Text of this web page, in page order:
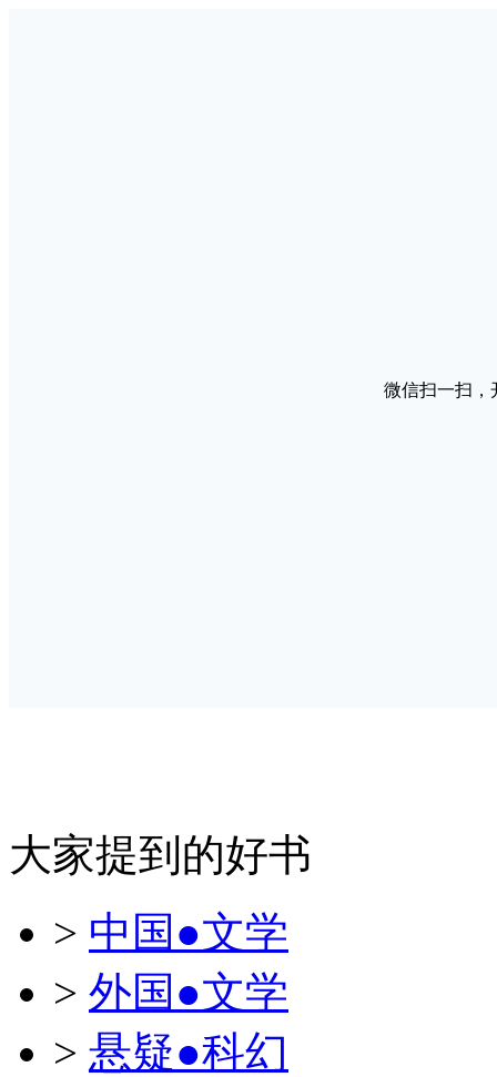
微信扫一扫，
大家提到的好书
> 中国●文学
> 外国●文学
> 悬疑●科幻